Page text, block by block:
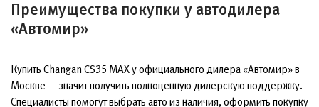
Преимущества покупки у автодилера
«Автомир»
Купить Changan CS35 MAX у официального дилера «Автомир» в
Москве — значит получить полноценную дилерскую поддержку.
Специалисты помогут выбрать авто из наличия, оформить покупку